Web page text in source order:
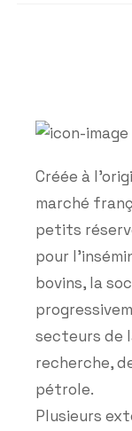
Créée à
marché
petits
pour
bovins, la
secteurs de
recherche,
pétrole.
Plusieurs